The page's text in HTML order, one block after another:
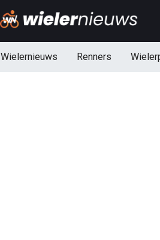
Wielernieuws Renners